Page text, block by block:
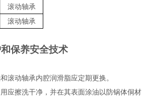
滚动轴承
滚动轴承
保养安全技术
滚动轴承内腔润滑脂应定期更换。
用应擦洗干净，并在其表面涂油以防锅体侗材